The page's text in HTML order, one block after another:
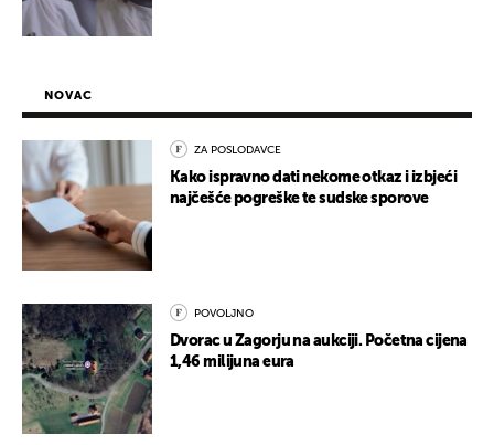
NOVAC
ZA POSLODAVCE
Kako ispravno dati nekome otkaz i izbjeći
najčešće pogreške te sudske sporove
POVOLJNO
Dvorac u Zagorju na aukciji. Početna cijena
1,46 milijuna eura